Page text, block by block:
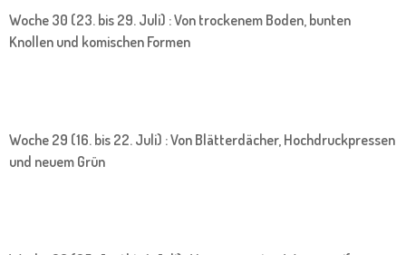
Woche 30 (23. bis 29. Juli) : Von trockenem Boden, bunten
Knollen und komischen Formen
Woche 29 (16. bis 22. Juli) : Von Blätterdächer, Hochdruckpressen
und neuem Grün